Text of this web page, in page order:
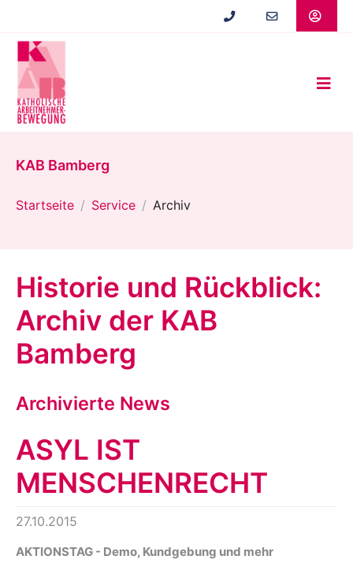
springen
KAB Bamberg
Startseite Service Archiv
Historie und Rückblick:
Archiv der KAB
Bamberg
Archivierte News
ASYL IST
MENSCHENRECHT
27.10.2015
AKTIONSTAG - Demo, Kundgebung und mehr